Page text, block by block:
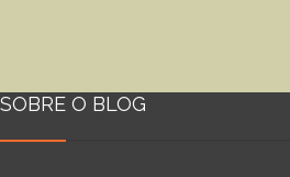
SOBRE O BLOG